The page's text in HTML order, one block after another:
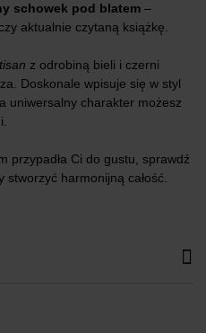
schowek pod blatem –
aktualnie czytaną książkę.
z odrobiną bieli i czerni
Doskonale wpisuje się w styl
uniwersalny charakter możesz
przypadła Ci do gustu, sprawdź
harmonijną całość.